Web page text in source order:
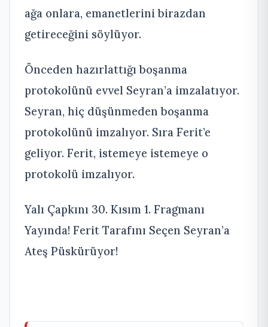
ağa onlara, emanetlerini birazdan
getireceğini söylüyor.
Önceden hazırlattığı boşanma
protokolünü evvel Seyran’a imzalatıyor.
Seyran, hiç düşünmeden boşanma
protokolünü imzalıyor. Sıra Ferit’e
geliyor. Ferit, istemeye istemeye o
protokolü imzalıyor.
Yalı Çapkını 30. Kısım 1. Fragmanı
Yayında! Ferit Tarafını Seçen Seyran’a
Ateş Püskürüyor!